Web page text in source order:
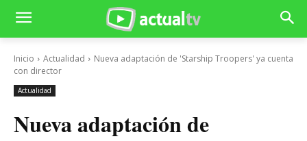
Inicio Actualidad
Nueva adaptación de 'Starship Troopers' ya cuenta
con director
Actualidad
Nueva adaptación de